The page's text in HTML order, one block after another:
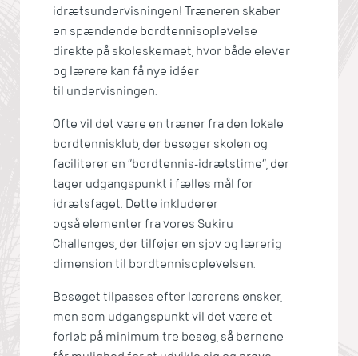
idrætsundervisningen! Træneren skaber
en spændende bordtennisoplevelse
direkte på skoleskemaet, hvor både elever
og lærere kan få nye idéer
til undervisningen.
Ofte vil det være en træner fra den lokale
bordtennisklub, der besøger skolen og
faciliterer en ”bordtennis-idrætstime”, der
tager udgangspunkt i fælles mål for
idrætsfaget. Dette inkluderer
også elementer fra vores Sukiru
Challenges, der tilføjer en sjov og lærerig
dimension til bordtennisoplevelsen.
Besøget tilpasses efter lærerens ønsker,
men som udgangspunkt vil det være et
forløb på minimum tre besøg, så børnene